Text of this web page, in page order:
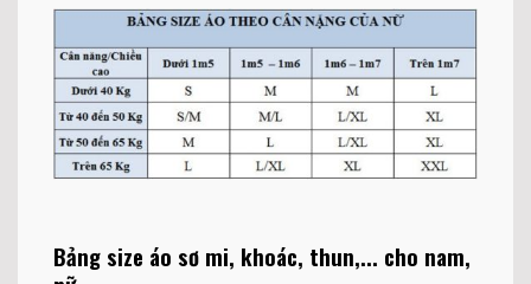
Bảng size áo sơ mi, khoác, thun,... cho nam,